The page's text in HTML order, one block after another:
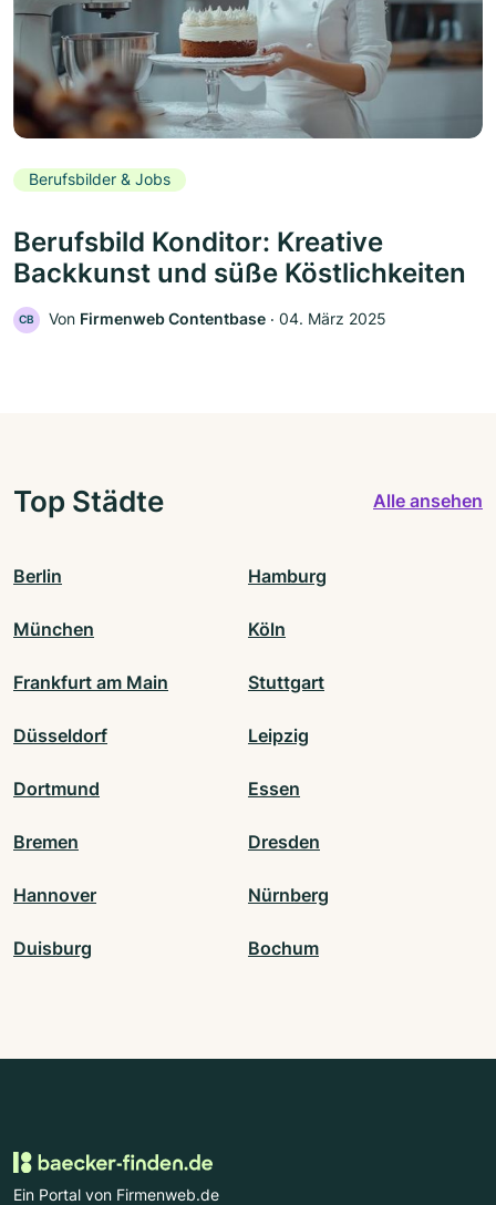
Berufsbilder & Jobs
Berufsbild Konditor: Kreative
Backkunst und süße Köstlichkeiten
CB Von Firmenweb Contentbase ‧ 04. März 2025
Top Städte Alle ansehen
Berlin Hamburg
München Köln
Frankfurt am Main Stuttgart
Düsseldorf Leipzig
Dortmund Essen
Bremen Dresden
Hannover Nürnberg
Duisburg Bochum
Ein Portal von Firmenweb.de